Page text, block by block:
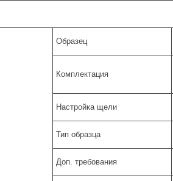
Образец
Комплектация
Настройка щели
Тип образца
Доп. требования